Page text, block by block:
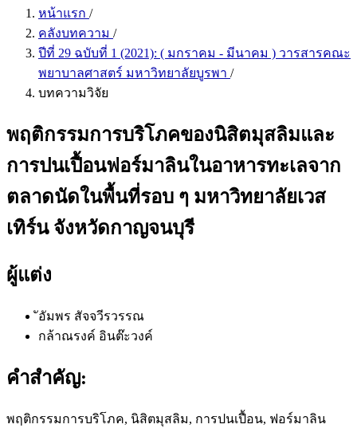
หน้าแรก /
คลังบทความ /
ปีที่ 29 ฉบับที่ 1 (2021): ( มกราคม - มีนาคม ) วารสารคณะ
พยาบาลศาสตร์ มหาวิทยาลัยบูรพา /
บทความวิจัย
พฤติกรรมการบริโภคของนิสิตมุสลิมและ
การปนเปื้อนฟอร์มาลินในอาหารทะเลจาก
ตลาดนัดในพื้นที่รอบ ๆ มหาวิทยาลัยเวส
เทิร์น จังหวัดกาญจนบุรี
ผู้แต่ง
ัอัมพร สัจจวีรวรรณ
กล้าณรงค์ อินต๊ะวงค์
คำสำคัญ:
พฤติกรรมการบริโภค, นิสิตมุสลิม, การปนเปื้อน, ฟอร์มาลิน